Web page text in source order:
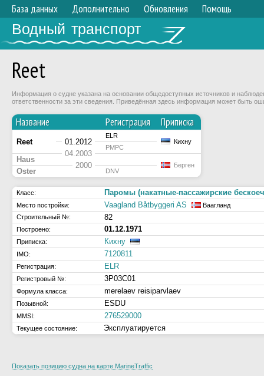
База данных Дополнительно Обновления Помощь
Водный транспорт
Reet
Информация о судне указана на основании общедоступных источников и
ответственности за эти сведения. Приведённая здесь информация может быть
Название Регистрация Приписка
Reet 01.2012
ELR
Кихну
04.2003
РМРС
Haus
2000 Берген
Oster DNV
Класс: Паромы (накатные-пассажирские
Место постройки: Vaagland Båtbyggeri AS
Ваагланд
Строительный №:
82
Построено: 01.12.1971
Приписка: Кихну
IMO: 7120811
Регистрация: ELR
Регистровый №: 3P03C01
Формула класса: merelaev reisiparvlaev
Позывной: ESDU
MMSI: 276529000
Текущее состояние: Эксплуатируется
Показать позицию судна на карте MarineTraffic